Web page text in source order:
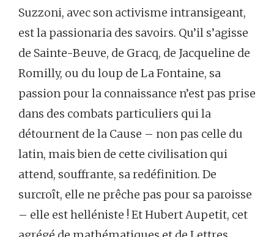
Suzzoni, avec son activisme intransigeant,
est la passionaria des savoirs. Qu’il s’agisse
de Sainte-Beuve, de Gracq, de Jacqueline de
Romilly, ou du loup de La Fontaine, sa
passion pour la connaissance n’est pas prise
dans des combats particuliers qui la
détournent de la Cause – non pas celle du
latin, mais bien de cette civilisation qui
attend, souffrante, sa redéfinition. De
surcroît, elle ne prêche pas pour sa paroisse
– elle est helléniste ! Et Hubert Aupetit, cet